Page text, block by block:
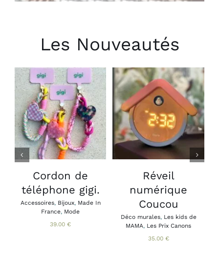
Les Nouveautés
CHOIX DES
OPTIONS
CE
PRODUIT
A
PLUSIEURS
VARIATIONS.
LES
OPTIONS
PEUVENT
ÊTRE
CHOISIES
/
DÉTAILS
Cordon de
téléphone gigi.
Accessoires, Bijoux, Made In
France, Mode
39.00 €
AJOUTER AU
PANIER
/
DÉTAILS
Réveil
numérique
Coucou
Déco murales, Les kids de
MAMA, Les Prix Canons
35.00 €